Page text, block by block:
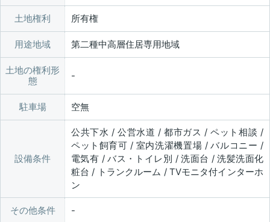
土地権利 所有権
用途地域 第二種中高層住居専用地域
土地の権利形
態
駐車場 空無
設備条件
公共下水 / 公営水道 / 都市ガス / ペット相談 /
ペット飼育可 / 室内洗濯機置場 / バルコニー /
電気有 / バス・トイレ別 / 洗面台 / 洗髪洗面化
粧台 / トランクルーム / TVモニタ付インターホ
ン
その他条件